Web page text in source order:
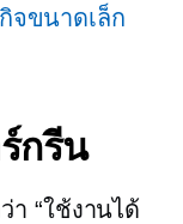
จขนาดเล็ก
กรีน
า “ใช้งานได้